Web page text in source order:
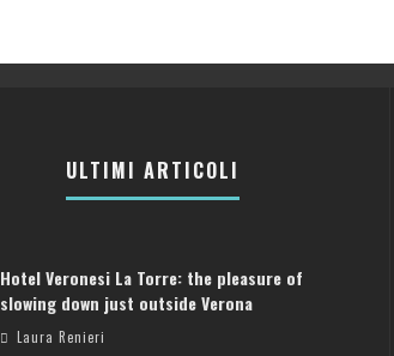
ULTIMI ARTICOLI
Hotel Veronesi La Torre: the pleasure of
slowing down just outside Verona
Laura Renieri